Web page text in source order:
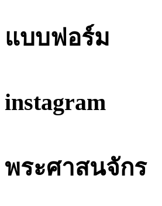
แบบฟอร์ม
instagram
พระศาสนจักร